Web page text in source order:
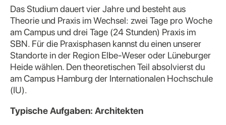
Das Studium dauert vier Jahre und besteht aus
Theorie und Praxis im Wechsel: zwei Tage pro Woche
am Campus und drei Tage (24 Stunden) Praxis im
SBN. Für die Praxisphasen kannst du einen unserer
Standorte in der Region Elbe-Weser oder Lüneburger
Heide wählen. Den theoretischen Teil absolvierst du
am Campus Hamburg der Internationalen Hochschule
(IU).
Typische Aufgaben: Architekten